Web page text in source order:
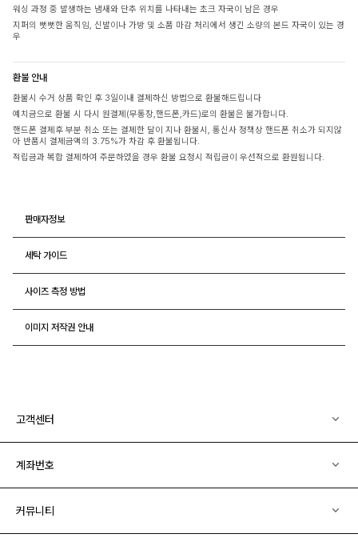
워싱 과정 중 발생하는 냄새와 단추 위치를 나타내는 초크 자국이 남은 경우
지퍼의 뻣뻣한 움직임, 신발이나 가방 및 소품 마감 처리에서 생긴 소량의 본드 자국이 있는 경
우
환불 안내
환불시 수거 상품 확인 후 3일이내 결제하신 방법으로 환불해드립니다
예치금으로 환불 시 다시 원결제(무통장,핸드폰,카드)로의 환불은 불가합니다.
핸드폰 결제후 부분 취소 또는 결제한 달이 지나 환불시, 통신사 정책상 핸드폰 취소가 되지않
아 반품시 결제금액의 3.75%가 차감 후 환불됩니다.
적립금과 복합 결제하여 주문하였을 경우 환불 요청시 적립금이 우선적으로 환원됩니다.
판매자정보
세탁 가이드
사이즈 측정 방법
이미지 저작권 안내
고객센터
계좌번호
커뮤니티